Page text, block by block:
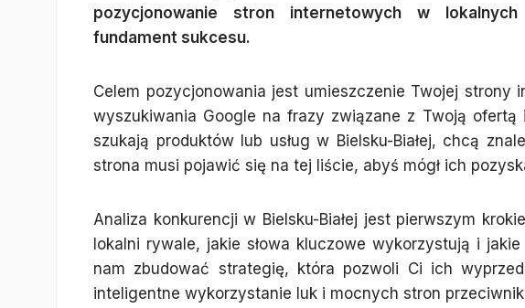
pozycjonowanie stron internetowych w
fundament sukcesu.
Celem pozycjonowania jest umieszczenie Twojej strony
wyszukiwania Google na frazy związane z Twoją ofertą
szukają produktów lub usług w Bielsku-Białej, chcą
strona musi pojawić się na tej liście, abyś mógł ich
Analiza konkurencji w Bielsku-Białej jest pierwszym
lokalni rywale, jakie słowa kluczowe wykorzystują i
nam zbudować strategię, która pozwoli Ci ich
inteligentne wykorzystanie luk i mocnych stron